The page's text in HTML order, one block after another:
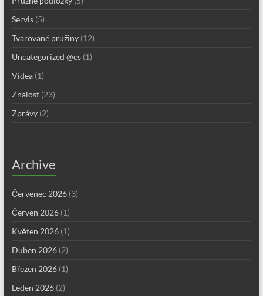
Servis(5)
Tvarované pružiny(12)
Uncategorized @cs(1)
Videa(1)
Znalost(23)
Zprávy(2)
Archive
Červenec 2026(3)
Červen 2026(1)
Květen 2026(1)
Duben 2026(2)
Březen 2026(1)
Leden 2026(2)